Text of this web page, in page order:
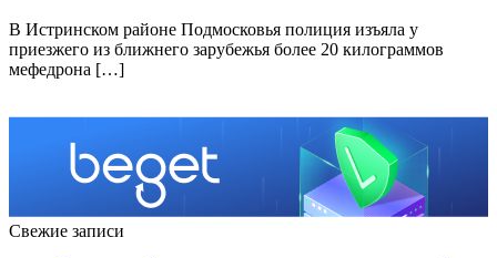
В Истринском районе Подмосковья полиция изъяла у
приезжего из ближнего зарубежья более 20 килограммов
мефедрона […]
Свежие записи